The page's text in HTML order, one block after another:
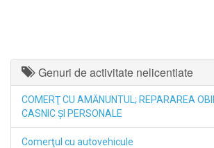
Genuri de activitate nelicentiate
COMERŢ CU AMĂNUNTUL; REPARAREA
CASNIC ŞI PERSONALE
Comerţul cu autovehicule